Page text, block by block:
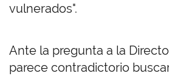
vulnerados".
Ante la pregunta a la
parece contradictorio